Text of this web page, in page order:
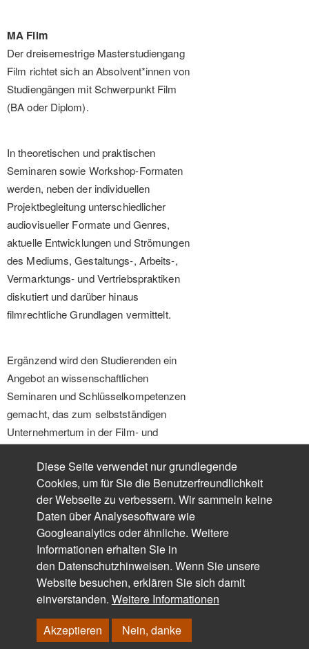
MA Film
Der dreisemestrige Masterstudiengang
Film richtet sich an Absolvent*innen von
Studiengängen mit Schwerpunkt Film
(BA oder Diplom).
In theoretischen und praktischen
Seminaren sowie Workshop-Formaten
werden, neben der individuellen
Projektbegleitung unterschiedlicher
audiovisueller Formate und Genres,
aktuelle Entwicklungen und Strömungen
des Mediums, Gestaltungs-, Arbeits-,
Vermarktungs- und Vertriebspraktiken
diskutiert und darüber hinaus
filmrechtliche Grundlagen vermittelt.
Ergänzend wird den Studierenden ein
Angebot an wissenschaftlichen
Seminaren und Schlüsselkompetenzen
gemacht, das zum selbstständigen
Unternehmertum in der Film- und
Grundlage für eine künstlerische oder
akademische Laufbahn schaffen soll.
Studiengangsleitung Prof. Sandra Hacker
sandra.hacker@fh-dortmund.de
MA Fotografie – Photographic Studies
Wechselwirkungen steht im Zentrum des
Diese Seite verwendet nur grundlegende
Cookies, um für Sie die Benutzerfreundlichkeit
der Webseite zu verbessern. Wir sammeln keine
Daten über Analysesoftware wie
Googleanalytics oder ähnliche. Weitere
Informationen erhalten Sie in
den Datenschutzhinweisen. Wenn Sie unsere
Website besuchen, erklären Sie sich damit
einverstanden. Weitere Informationen
Akzeptieren
Nein, danke